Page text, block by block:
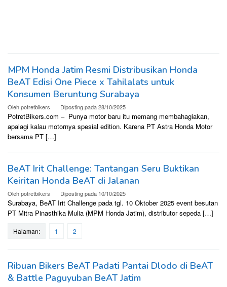
MPM Honda Jatim Resmi Distribusikan Honda
BeAT Edisi One Piece x Tahilalats untuk
Konsumen Beruntung Surabaya
Olehpotretbikers Diposting pada28/10/2025
PotretBikers.com – Punya motor baru itu memang membahagiakan,
apalagi kalau motornya spesial edition. Karena PT Astra Honda Motor
bersama PT […]
BeAT Irit Challenge: Tantangan Seru Buktikan
Keiritan Honda BeAT di Jalanan
Olehpotretbikers Diposting pada 10/10/2025
Surabaya, BeAT Irit Challenge pada tgl. 10 Oktober 2025 event besutan
PT Mitra Pinasthika Mulia (MPM Honda Jatim), distributor sepeda […]
Halaman: 1 2
Ribuan Bikers BeAT Padati Pantai Dlodo di BeAT
& Battle Paguyuban BeAT Jatim